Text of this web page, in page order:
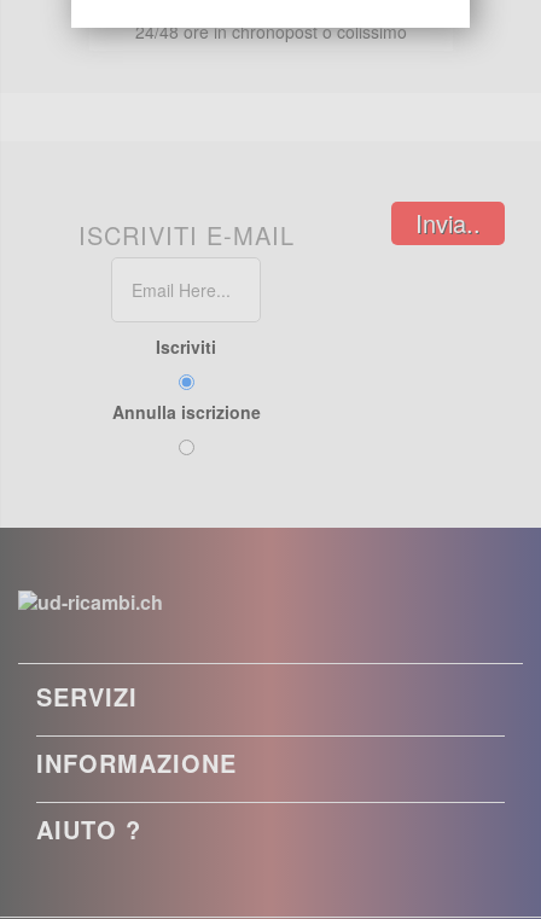
24/48 ore in chronopost o colissimo
ISCRIVITI E-MAIL
Iscriviti
Annulla iscrizione
Invia..
SERVIZI
INFORMAZIONE
AIUTO ?